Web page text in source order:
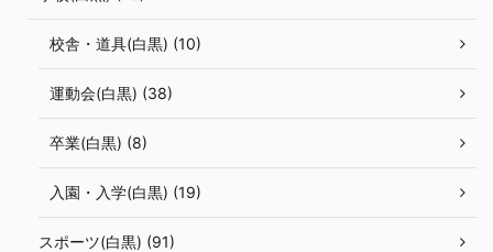
校舎・道具(白黒) (10)
運動会(白黒) (38)
卒業(白黒) (8)
入園・入学(白黒) (19)
スポーツ(白黒) (91)